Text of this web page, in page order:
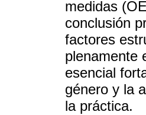
medidas
conclusión
factores
plenamente
esencial
género y la
la práctica.